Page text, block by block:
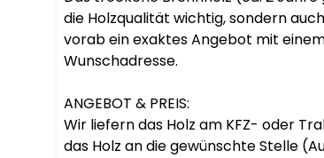
die Holzqualität wichtig, sondern
vorab ein exaktes Angebot mit
Wunschadresse.
ANGEBOT & PREIS:
Wir liefern das Holz am KFZ- oder
das Holz an die gewünschte Stelle